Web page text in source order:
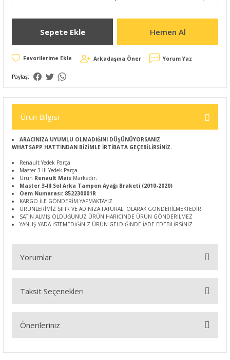
Sepete Ekle Hemen Al
Arkadaşına Öner Yorum Yaz
Paylaş:
Ürün Bilgisi
ARACINIZA UYUMLU OLMADIĞINI DÜŞÜNÜYORSANIZ
WHATSAPP HATTINDAN BİZİMLE İRTİBATA GEÇEBİLİRSİNİZ.
Renault Yedek Parça
Master 3-III Yedek Parça
Ürün Renault Mais Markadır.
Master 3-III Sol Arka Tampon Ayağı Braketi (2010-2020)
Oem Numarası: 852230001R
KARGO İLE GÖNDERİM YAPMAKTAYIZ
ÜRÜNLERİMİZ SIFIR VE ADINIZA FATURALI OLARAK GÖNDERİLMEKTEDİR
SATIN ALMIŞ OLDUĞUNUZ ÜRÜN HARİCİNDE ÜRÜN GÖNDERİLMEZ
YANLIŞ YADA İSTEMEDİĞİNİZ ÜRÜN GELDİĞİNDE İADE EDEBİLİRSİNİZ
Yorumlar
Bu ürüne ilk yorumu siz yapın!
Taksit Seçenekleri
Önerileriniz